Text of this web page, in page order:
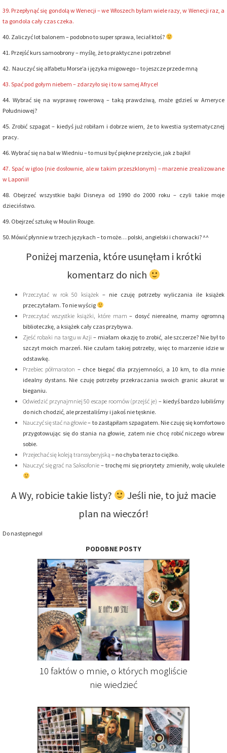
39. Przepłynąć się gondolą w Wenecji – we Włoszech byłam wiele razy, w Wenecji raz, a
ta gondola cały czas czeka.
40. Zaliczyć lot balonem – podobno to super sprawa, leciał ktoś?
41. Przejść kurs samoobrony – myślę, że to praktyczne i potrzebne!
42. Nauczyć się alfabetu Morse’a i języka migowego – to jeszcze przede mną
43. Spać pod gołym niebem – zdarzyło się i to w samej Afryce!
44. Wybrać się na wyprawę rowerową – taką prawdziwą, może gdzieś w Ameryce
Południowej?
45. Zrobić szpagat – kiedyś już robiłam i dobrze wiem, że to kwestia systematycznej
pracy.
46. Wybrać się na bal w Wiedniu – to musi być piękne przeżycie, jak z bajki!
47. Spać w igloo (nie dosłownie, ale w takim przeszklonym) – marzenie zrealizowane
w Laponii!
48. Obejrzeć wszystkie bajki Disneya od 1990 do 2000 roku – czyli takie moje
dzieciństwo.
49. Obejrzeć sztukę w Moulin Rouge.
50. Mówić płynnie w trzech językach – to może… polski, angielski i chorwacki? ^^
Poniżej marzenia, które usunęłam i krótki
komentarz do nich
Przeczytać w rok 50 książek – nie czuję potrzeby wyliczania ile książek
przeczytałam. To nie wyścig
Przeczytać wszystkie książki, które mam – dosyć nierealne, mamy ogromną
biblioteczkę, a książek cały czas przybywa.
Zjeść robaki na targu w Azji – miałam okazję to zrobić, ale szczerze? Nie był to
szczyt moich marzeń. Nie czułam takiej potrzeby, więc to marzenie idzie w
odstawkę.
Przebiec półmaraton – chce biegać dla przyjemności, a 10 km, to dla mnie
idealny dystans. Nie czuję potrzeby przekraczania swoich granic akurat w
bieganiu.
Odwiedzić przynajmniej 50 escape roomów (przejść je) – kiedyś bardzo lubiliśmy
do nich chodzić, ale przestaliśmy i jakoś nie tęsknie.
Nauczyć się stać na głowie– to zastąpiłam szpagatem. Nie czuję się komfortowo
przygotowując się do stania na głowie, zatem nie chcę robić niczego wbrew
sobie.
Przejechać się koleją transsyberyjską – no chyba teraz to ciężko.
Nauczyć się grać na Saksofonie – trochę mi się priorytety zmieniły, wolę ukulele
A Wy, robicie takie listy?
Jeśli nie, to już macie
plan na wieczór!
Do następnego!
PODOBNE POSTY
10 faktów o mnie, o których mogliście
nie wiedzieć